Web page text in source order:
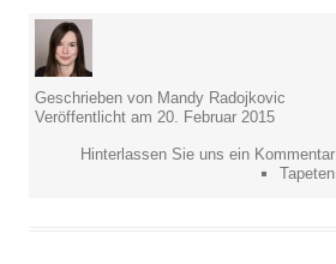
Geschrieben von Mandy Radojkovic
Veröffentlicht am 20. Februar 2015
Hinterlassen Sie uns ein Kommentar
Tapeten